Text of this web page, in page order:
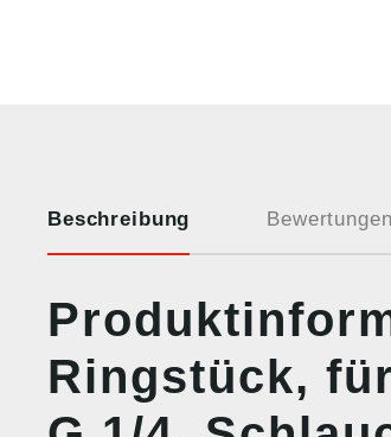
Beschreibung Bewertungen
Ringstück,